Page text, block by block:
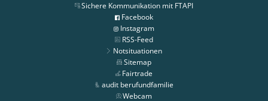
Sichere Kommunikation mit FTAPI
Facebook
Instagram
RSS-Feed
Notsituationen
Sitemap
Fairtrade
audit berufundfamilie
Webcam